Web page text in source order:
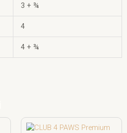
3 + ¾
4
4 + ¾